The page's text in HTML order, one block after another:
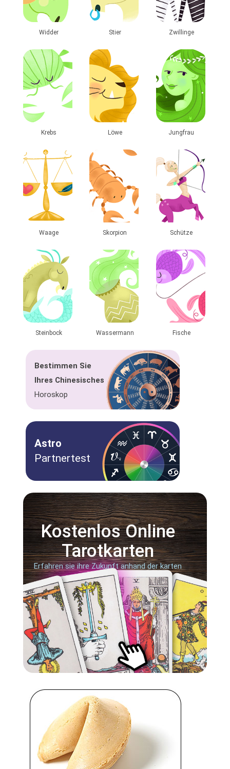
Widder Stier Zwillinge
Krebs Löwe Jungfrau
Waage Skorpion Schütze
Steinbock Wassermann Fische
Bestimmen Sie
Ihres Chinesisches
Horoskop
Astro
Partnertest
Kostenlos Online
Tarotkarten
Erfahren sie ihre Zukunft anhand der karten